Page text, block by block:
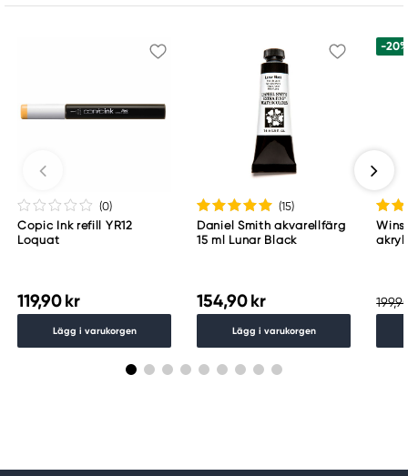
(0)
Copic Ink refill YR12
Loquat
119,90 kr
Lägg i varukorgen
(15)
Daniel Smith akvarellfärg
15 ml Lunar Black
154,90 kr
Lägg i varukorgen
-